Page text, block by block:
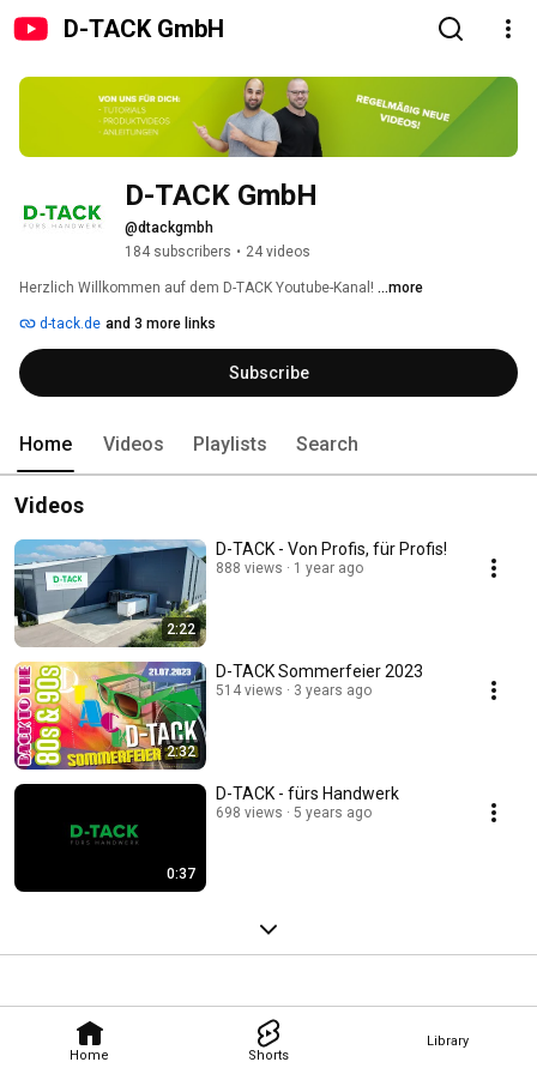
D-TACK GmbH
Home Shorts
Library
D-TACK GmbH
@dtackgmbh
184 subscribers • 24 videos
Herzlich Willkommen auf dem D-TACK Youtube-Kanal! ...more
d-tack.de and 3 more links
Subscribe
Home Videos Playlists Search
Videos
2:22
D-TACK - Von Profis, für Profis!
888 views 1 year ago
2:32
D-TACK Sommerfeier 2023
514 views 3 years ago
0:37
D-TACK - fürs Handwerk
698 views 5 years ago